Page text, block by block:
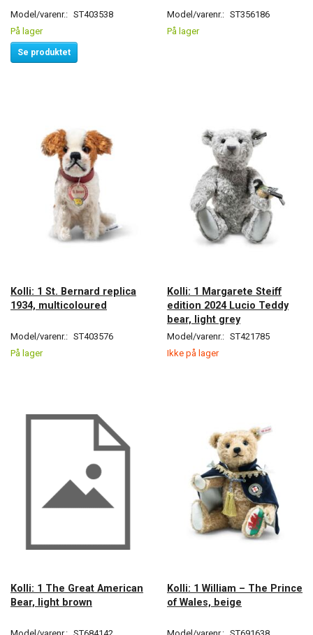
Model/varenr.: ST403538
På lager
Se produktet
Model/varenr.: ST356186
På lager
Kolli: 1 St. Bernard replica
1934, multicoloured
Model/varenr.: ST403576
På lager
Kolli: 1 Margarete Steiff
edition 2024 Lucio Teddy
bear, light grey
Model/varenr.: ST421785
Ikke på lager
Kolli: 1 The Great American
Bear, light brown
Kolli: 1 William – The Prince
of Wales, beige